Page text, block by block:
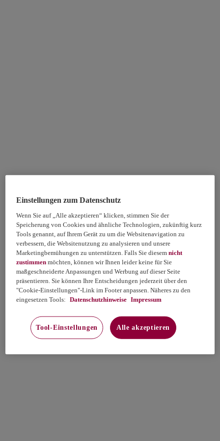
Einstellungen zum Datenschutz
Wenn Sie auf „Alle akzeptieren“ klicken, stimmen Sie der
Speicherung von Cookies und ähnliche Technologien, zukünftig kurz
Tools genannt, auf Ihrem Gerät zu um die Websitenavigation zu
verbessern, die Websitenutzung zu analysieren und unsere
Marketingbemühungen zu unterstützen. Falls Sie diesemnicht
zustimmen möchten, können wir Ihnen leider keine für Sie
maßgeschneiderte Anpassungen und Werbung auf dieser Seite
präsentieren. Sie können Ihre Entscheidungen jederzeit über den
"Cookie-Einstellungen"-Link im Footer anpassen. Näheres zu den
eingesetzen Tools: Datenschutzhinweise Impressum
Tool-Einstellungen Alle akzeptieren